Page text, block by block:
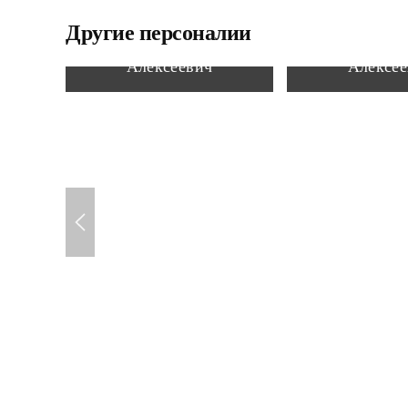
Другие персоналии
Ануфриев Митрофан
Алексеевич